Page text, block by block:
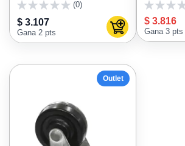
(0)
$ 3.107
Gana 2 pts Agregar al carrito
$ 3.816
Gana 3 pts
Outlet